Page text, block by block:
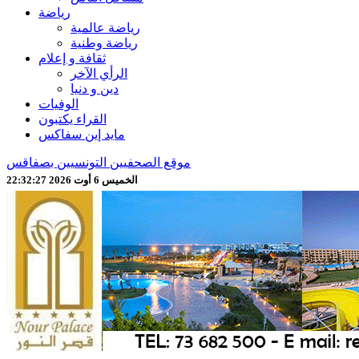
رياضة
رياضة عالمية
رياضة وطنية
ثقافة و إعلام
الرأي الآخر
دين و دنيا
الوفيات
القراء يكتبون
مايد إين سفاكس
موقع الصحفيين التونسيين بصفاقس
الخميس 6 أوت 2026 22:32:29